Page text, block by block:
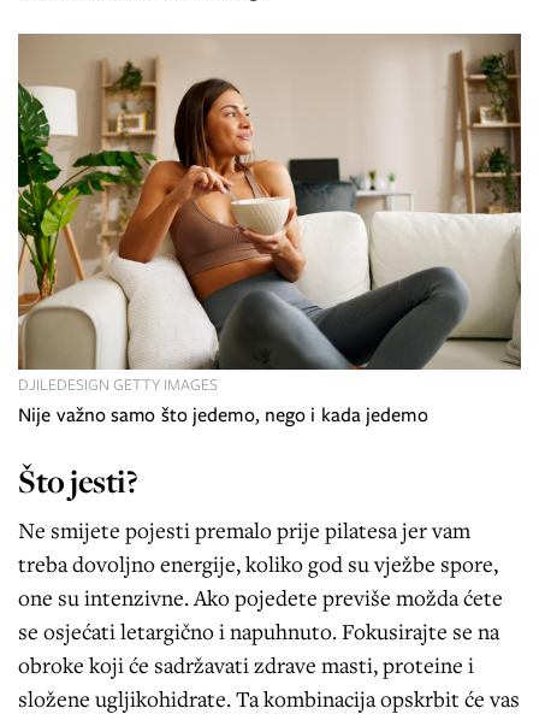
Nije važno samo što jedemo, nego i kada jedemo
DJILEDESIGN GETTY IMAGES
Što jesti?
Ne smijete pojesti premalo prije pilatesa jer vam
treba dovoljno energije, koliko god su vježbe spore,
one su intenzivne. Ako pojedete previše možda ćete
se osjećati letargično i napuhnuto. Fokusirajte se na
obroke koji će sadržavati zdrave masti, proteine i
složene ugljikohidrate. Ta kombinacija opskrbit će vas